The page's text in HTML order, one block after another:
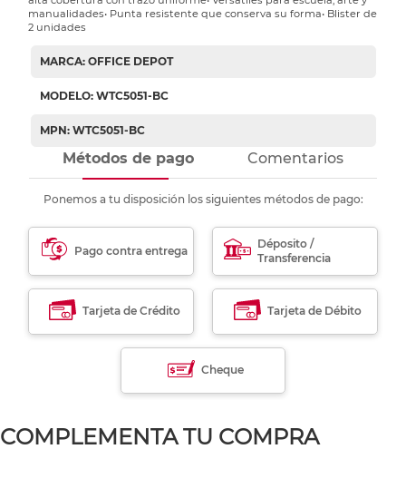
manualidades• Punta resistente que conserva su forma• Blister de
2 unidades
MARCA: OFFICE DEPOT
MODELO: WTC5051-BC
MPN: WTC5051-BC
Métodos de pago Comentarios
Ponemos a tu disposición los siguientes métodos de pago:
Pago contra entrega
Déposito /
Transferencia
Tarjeta de Crédito Tarjeta de Débito
Cheque
COMPLEMENTA TU COMPRA